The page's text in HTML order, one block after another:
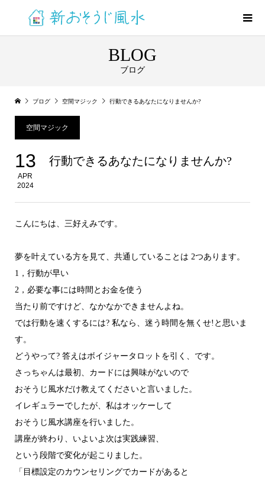
BLOG
ブログ
ブログ 空間マジック 行動できるあなたになりませんか?
空間マジック
13
APR
2024
行動できるあなたになりませんか?
こんにちは、三好えみです。
夢を叶えている方を見て、共通していることは 2つあります。
1，行動が早い
2，必要な事には時間とお金を使う
当たり前ですけど、なかなかできませんよね。
では行動を速くするには? 私なら、迷う時間を無くせ!と思いま
す。
どうやって? 答えはボイジャータロットを引く、です。
さっちゃんは最初、カードには興味がないので
おそうじ風水だけ教えてくださいと言いました。
イレギュラーでしたが、私はオッケーして
おそうじ風水講座を行いました。
講座が終わり、いよいよ次は実践練習、
という段階で変化が起こりました。
「目標設定のカウンセリングでカードがあると